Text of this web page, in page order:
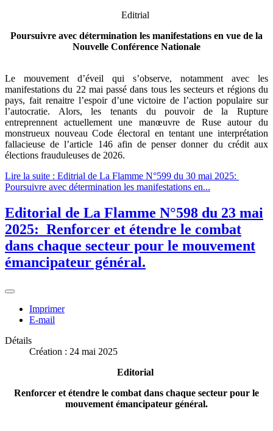
Editrial
Poursuivre avec détermination les manifestations en vue de la
Nouvelle Conférence Nationale
Le mouvement d’éveil qui s’observe, notamment avec les
manifestations du 22 mai passé dans tous les secteurs et régions du
pays, fait renaitre l’espoir d’une victoire de l’action populaire sur
l’autocratie. Alors, les tenants du pouvoir de la Rupture
entreprennent actuellement une manœuvre de Ruse autour du
monstrueux nouveau Code électoral en tentant une interprétation
fallacieuse de l’article 146 afin de penser donner du crédit aux
élections frauduleuses de 2026.
Lire la suite : Editrial de La Flamme N°599 du 30 mai 2025:
Poursuivre avec détermination les manifestations en...
Editorial de La Flamme N°598 du 23 mai
2025: Renforcer et étendre le combat
dans chaque secteur pour le mouvement
émancipateur général.
Imprimer
E-mail
Détails
Création : 24 mai 2025
Editorial
Renforcer et étendre le combat dans chaque secteur pour le
mouvement émancipateur général.